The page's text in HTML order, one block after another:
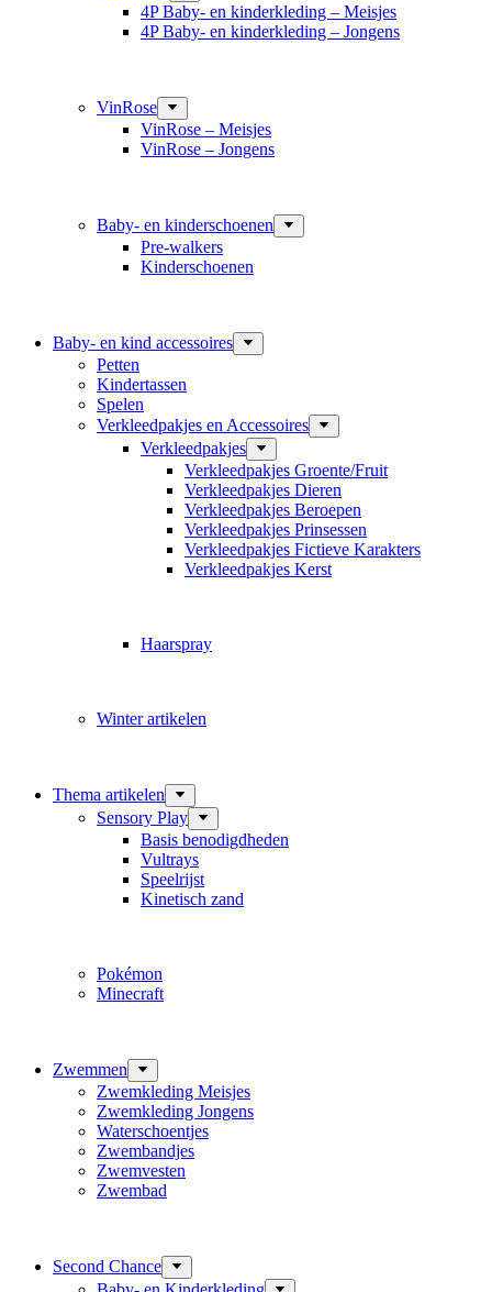
4P Baby- en kinderkleding – Meisjes
4P Baby- en kinderkleding – Jongens
VinRose
VinRose – Meisjes
VinRose – Jongens
Baby- en kinderschoenen
Pre-walkers
Kinderschoenen
Baby- en kind accessoires
Petten
Kindertassen
Spelen
Verkleedpakjes en Accessoires
Verkleedpakjes
Verkleedpakjes Groente/Fruit
Verkleedpakjes Dieren
Verkleedpakjes Beroepen
Verkleedpakjes Prinsessen
Verkleedpakjes Fictieve Karakters
Verkleedpakjes Kerst
Haarspray
Winter artikelen
Thema artikelen
Sensory Play
Basis benodigdheden
Vultrays
Speelrijst
Kinetisch zand
Pokémon
Minecraft
Zwemmen
Zwemkleding Meisjes
Zwemkleding Jongens
Waterschoentjes
Zwembandjes
Zwemvesten
Zwembad
Second Chance